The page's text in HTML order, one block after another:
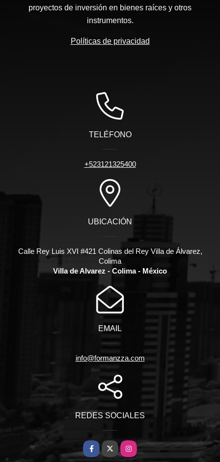
proyectos de inversión en bienes raíces y otros
instrumentos.
Políticas de privacidad
TELÉFONO
+523121325400
UBICACIÓN
Calle Rey Luis XVI #421 Colinas del Rey Villa de Álvarez,
Colima
Villa de Alvarez - Colima - México
EMAIL
info@formanzza.com
REDES SOCIALES
Facebook
X Instagram